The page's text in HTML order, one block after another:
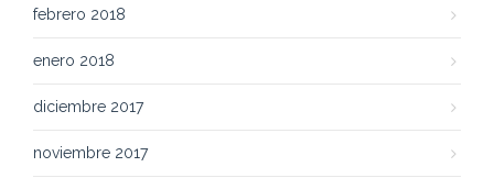
febrero 2018
enero 2018
diciembre 2017
noviembre 2017